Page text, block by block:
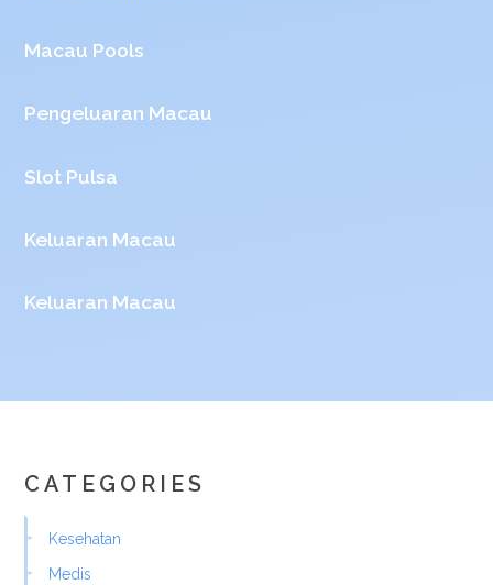
Macau Pools
Pengeluaran Macau
Slot Pulsa
Keluaran Macau
Keluaran Macau
CATEGORIES
Kesehatan
Medis